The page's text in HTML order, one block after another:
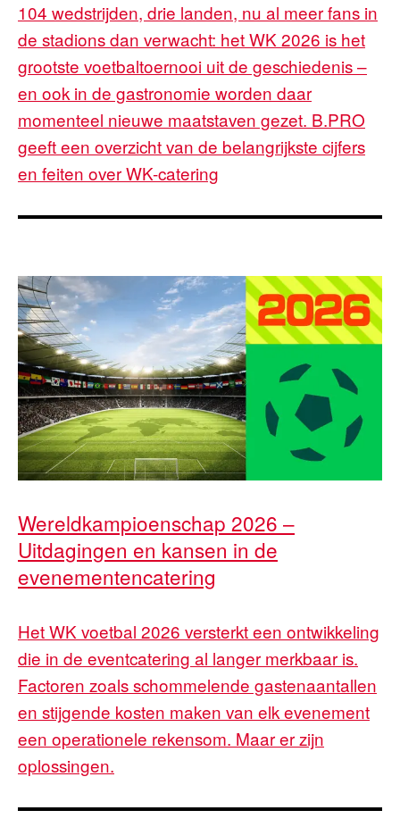
104 wedstrijden, drie landen, nu al meer fans in
de stadions dan verwacht: het WK 2026 is het
grootste voetbaltoernooi uit de geschiedenis –
en ook in de gastronomie worden daar
momenteel nieuwe maatstaven gezet. B.PRO
geeft een overzicht van de belangrijkste cijfers
en feiten over WK-catering
Wereldkampioenschap 2026 –
Uitdagingen en kansen in de
evenementencatering
Het WK voetbal 2026 versterkt een ontwikkeling
die in de eventcatering al langer merkbaar is.
Factoren zoals schommelende gastenaantallen
en stijgende kosten maken van elk evenement
een operationele rekensom. Maar er zijn
oplossingen.